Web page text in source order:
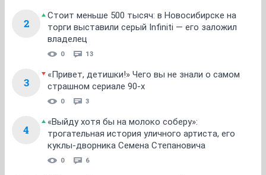
2
Стоит меньше 500 тысяч: в Новосибирске на
торги выставили серый Infiniti — его заложил
владелец
0 13
3
«Привет, детишки!» Чего вы не знали о самом
страшном сериале 90-х
0 3
4
«Выйду хотя бы на молоко соберу»:
трогательная история уличного артиста, его
куклы-дворника Семена Степановича
0 6